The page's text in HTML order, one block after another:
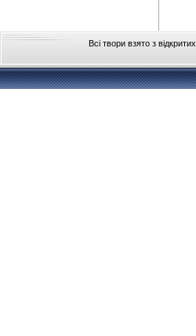
Всі твори взято з